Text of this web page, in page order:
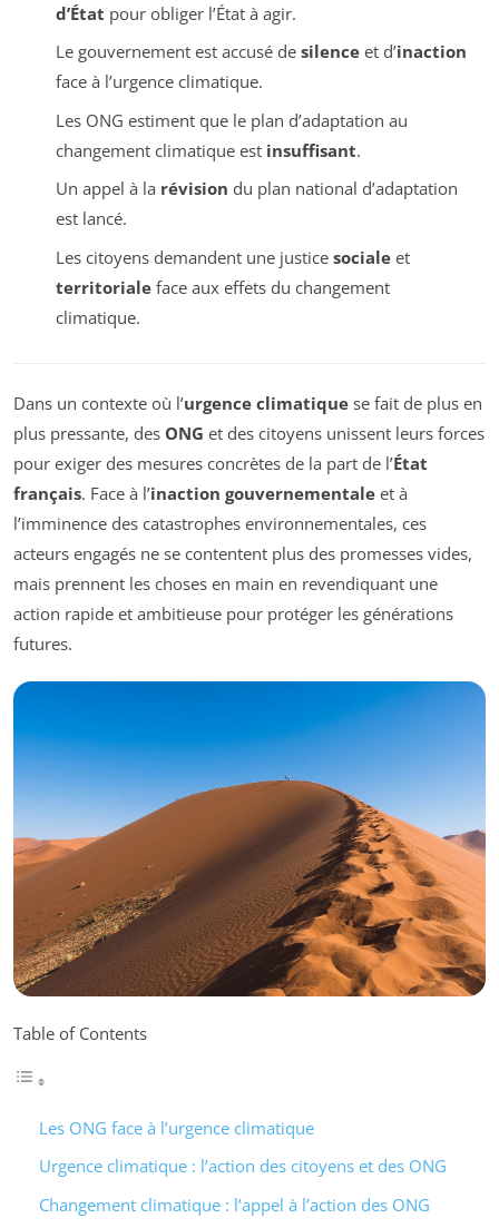
d’État pour obliger l’État à agir.
Le gouvernement est accusé de silenceet d’inaction
face à l’urgence climatique.
Les ONG estiment que le plan d’adaptation au
changement climatique est insuffisant.
Un appel à la révision du plan national d’adaptation
est lancé.
Les citoyens demandent une justice socialeet
territorialeface aux effets du changement
climatique.
Dans un contexte où l’urgence climatique se fait de plus en
plus pressante, des ONG et des citoyens unissent leurs forces
pour exiger des mesures concrètes de la part de l’État
français. Face à l’inaction gouvernementale et à
l’imminence des catastrophes environnementales, ces
acteurs engagés ne se contentent plus des promesses vides,
mais prennent les choses en main en revendiquant une
action rapide et ambitieuse pour protéger les générations
futures.
Table of Contents
Les ONG face à l’urgence climatique
Urgence climatique : l’action des citoyens et des ONG
Changement climatique : l’appel à l’action des ONG